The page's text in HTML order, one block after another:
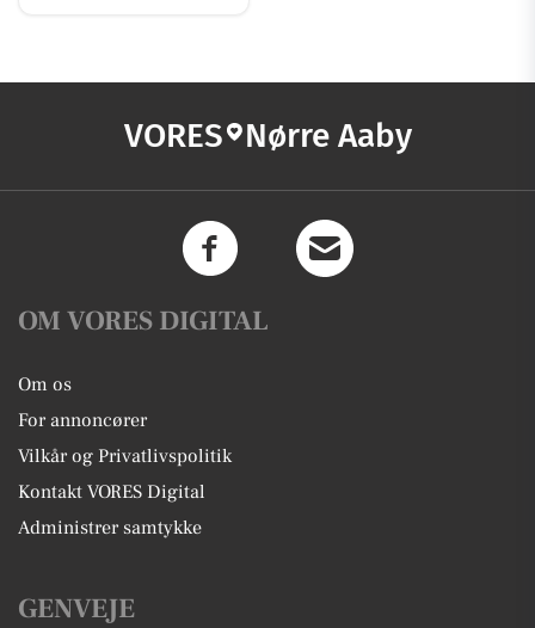
VORES Nørre Aaby
OM VORES DIGITAL
Om os
For annoncører
Vilkår og Privatlivspolitik
Kontakt VORES Digital
Administrer samtykke
GENVEJE